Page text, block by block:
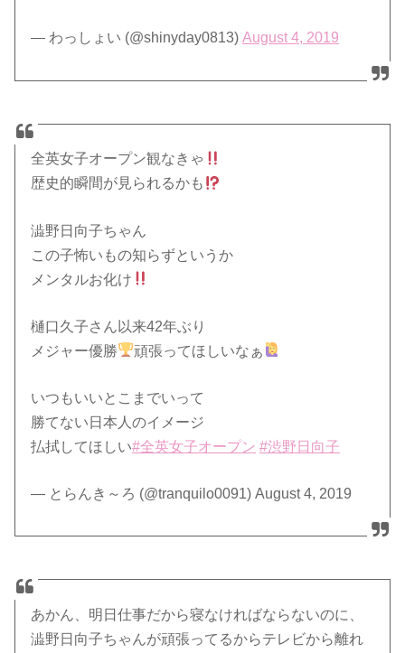
— わっしょい (@shinyday0813)August 4, 2019
全英女子オープン観なきゃ
歴史的瞬間が見られるかも
澁野日向子ちゃん
この子怖いもの知らずというか
メンタルお化け
樋口久子さん以来42年ぶり
メジャー優勝
頑張ってほしいなぁ
いつもいいとこまでいって
勝てない日本人のイメージ
払拭してほしい#全英女子オープン #渋野日向子
— とらんき～ろ (@tranquilo0091) August 4, 2019
あかん、明日仕事だから寝なければならないのに、
澁野日向子ちゃんが頑張ってるからテレビから離れ